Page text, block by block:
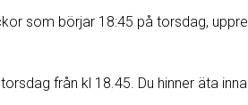
som börjar 18:45 på torsdag,
från kl 18.45. Du hinner äta